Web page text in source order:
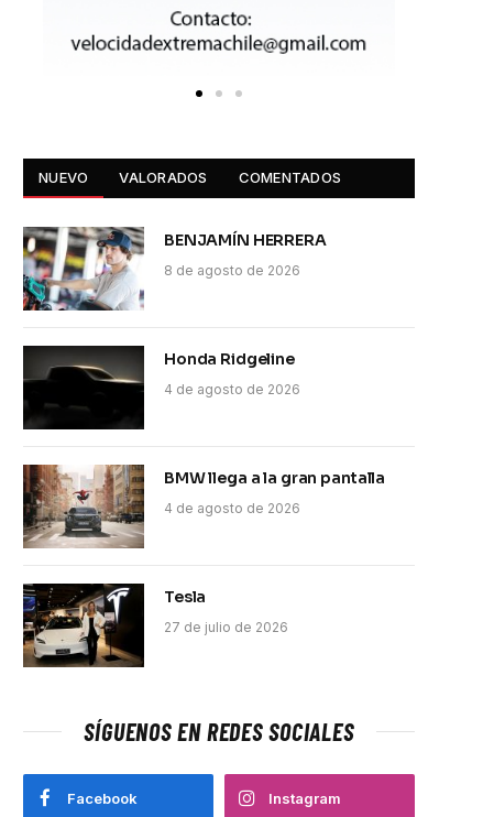
NUEVO VALORADOS COMENTADOS
BENJAMÍN HERRERA
8 de agosto de 2026
Honda Ridgeline
4 de agosto de 2026
BMW llega a la gran pantalla
4 de agosto de 2026
Tesla
27 de julio de 2026
SÍGUENOS EN REDES SOCIALES
Facebook Instagram